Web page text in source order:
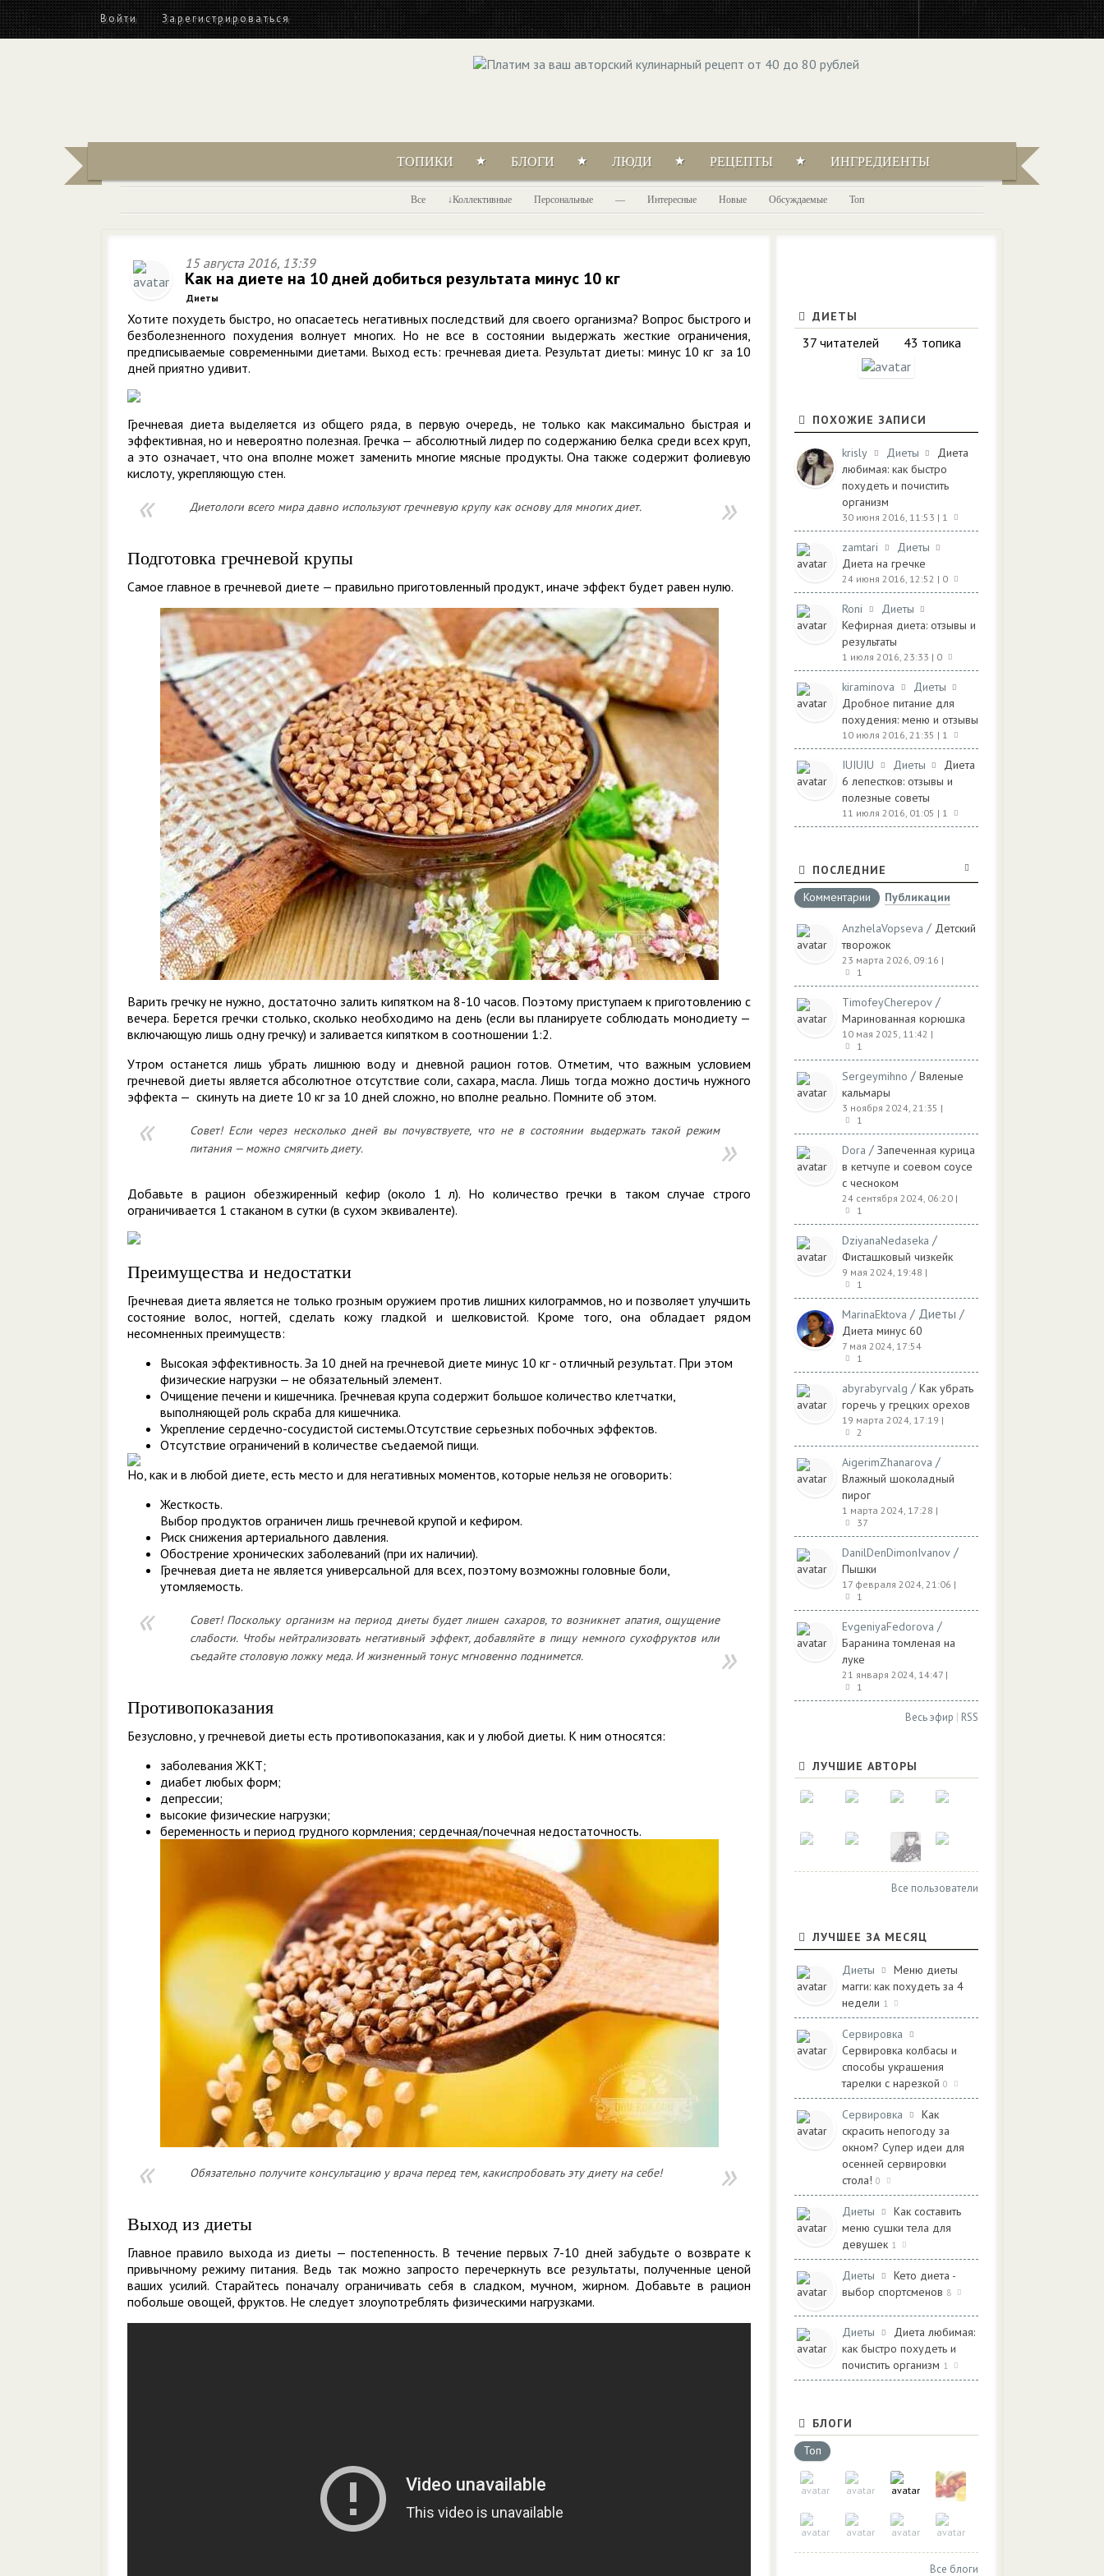
Войти Зарегистрироваться
ТОПИКИ БЛОГИ ЛЮДИ РЕЦЕПТЫ ИНГРЕДИЕНТЫ
Все Коллективные Персональные — Интересные Новые Обсуждаемые Топ
15 августа 2016, 13:39
Как на диете на 10 дней добиться результата минус 10 кг
Диеты
Хотите похудеть быстро, но опасаетесь негативных последствий для своего организма? Вопрос быстрого и
безболезненного похудения волнует многих. Но не все в состоянии выдержать жесткие ограничения,
предписываемые современными диетами. Выход есть: гречневая диета. Результат диеты: минус 10 кг за 10
дней приятно удивит.
Гречневая диета выделяется из общего ряда, в первую очередь, не только как максимально быстрая и
эффективная, но и невероятно полезная. Гречка — абсолютный лидер по содержанию белка среди всех круп,
а это означает, что она вполне может заменить многие мясные продукты. Она также содержит фолиевую
кислоту, укрепляющую стен.
Диетологи всего мира давно используют гречневую крупу как основу для многих диет.
Подготовка гречневой крупы
Самое главное в гречневой диете — правильно приготовленный продукт, иначе эффект будет равен нулю.
Варить гречку не нужно, достаточно залить кипятком на 8-10 часов. Поэтому приступаем к приготовлению с
вечера. Берется гречки столько, сколько необходимо на день (если вы планируете соблюдать монодиету —
включающую лишь одну гречку) и заливается кипятком в соотношении 1:2.
Утром останется лишь убрать лишнюю воду и дневной рацион готов. Отметим, что важным условием
гречневой диеты является абсолютное отсутствие соли, сахара, масла. Лишь тогда можно достичь нужного
эффекта — скинуть на диете 10 кг за 10 дней сложно, но вполне реально. Помните об этом.
Совет! Если через несколько дней вы почувствуете, что не в состоянии выдержать такой режим
питания — можно смягчить диету.
Добавьте в рацион обезжиренный кефир (около 1 л). Но количество гречки в таком случае строго
ограничивается 1 стаканом в сутки (в сухом эквиваленте).
Преимущества и недостатки
Гречневая диета является не только грозным оружием против лишних килограммов, но и позволяет улучшить
состояние волос, ногтей, сделать кожу гладкой и шелковистой. Кроме того, она обладает рядом
несомненных преимуществ:
Высокая эффективность. За 10 дней на гречневой диете минус 10 кг - отличный результат. При этом
физические нагрузки — не обязательный элемент.
Очищение печени и кишечника. Гречневая крупа содержит большое количество клетчатки,
выполняющей роль скраба для кишечника.
Укрепление сердечно-сосудистой системы.Отсутствие серьезных побочных эффектов.
Отсутствие ограничений в количестве съедаемой пищи.
Но, как и в любой диете, есть место и для негативных моментов, которые нельзя не оговорить:
Жесткость.
Выбор продуктов ограничен лишь гречневой крупой и кефиром.
Риск снижения артериального давления.
Обострение хронических заболеваний (при их наличии).
Гречневая диета не является универсальной для всех, поэтому возможны головные боли,
утомляемость.
Совет! Поскольку организм на период диеты будет лишен сахаров, то возникнет апатия, ощущение
слабости. Чтобы нейтрализовать негативный эффект, добавляйте в пищу немного сухофруктов или
съедайте столовую ложку меда. И жизненный тонус мгновенно поднимется.
Противопоказания
Безусловно, у гречневой диеты есть противопоказания, как и у любой диеты. К ним относятся:
заболевания ЖКТ;
диабет любых форм;
депрессии;
высокие физические нагрузки;
беременность и период грудного кормления; сердечная/почечная недостаточность.
Обязательно получите консультацию у врача перед тем, какиспробовать эту диету на себе!
Выход из диеты
Главное правило выхода из диеты — постепенность. В течение первых 7-10 дней забудьте о возврате к
привычному режиму питания. Ведь так можно запросто перечеркнуть все результаты, полученные ценой
ваших усилий. Старайтесь поначалу ограничивать себя в сладком, мучном, жирном. Добавьте в рацион
побольше овощей, фруктов. Не следует злоупотреблять физическими нагрузками.
ДИЕТЫ
37 читателей 43 топика
ПОХОЖИЕ ЗАПИСИ
krisly Диеты
Диета
любимая: как быстро
похудеть и почистить
организм
30 июня 2016, 11:53 | 1
zamtari
Диеты
Диета на гречке
24 июня 2016, 12:52 | 0
Roni
Диеты
Кефирная диета: отзывы и
результаты
1 июля 2016, 23:33 | 0
kiraminova
Диеты
Дробное питание для
похудения: меню и отзывы
10 июля 2016, 21:35 | 1
IUIUIU Диеты
Диета
6 лепестков: отзывы и
полезные советы
11 июля 2016, 01:05 | 1
ПОСЛЕДНИЕ
Комментарии
Публикации
AnzhelaVopseva / Детский
творожок
23 марта 2026, 09:16 |
1
TimofeyCherepov /
Маринованная корюшка
10 мая 2025, 11:42 |
1
Sergeymihno / Вяленые
кальмары
3 ноября 2024, 21:35 |
1
Dora / Запеченная курица
в кетчупе и соевом соусе
с чесноком
24 сентября 2024, 06:20 |
1
DziyanaNedaseka /
Фисташковый чизкейк
9 мая 2024, 19:48 |
1
MarinaEktova / Диеты /
Диета минус 60
7 мая 2024, 17:54
1
abyrabyrvalg / Как убрать
горечь у грецких орехов
19 марта 2024, 17:19 |
2
AigerimZhanarova /
Влажный шоколадный
пирог
1 марта 2024, 17:28 |
37
DanilDenDimonIvanov /
Пышки
17 февраля 2024, 21:06 |
1
EvgeniyaFedorova /
Баранина томленая на
луке
21 января 2024, 14:47 |
1
Весь эфир | RSS
ЛУЧШИЕ АВТОРЫ
Все пользователи
ЛУЧШЕЕ ЗА МЕСЯЦ
Диеты
Меню диеты
магги: как похудеть за 4
недели 1
Сервировка
Сервировка колбасы и
способы украшения
тарелки с нарезкой 0
Сервировка
Как
скрасить непогоду за
окном? Супер идеи для
осенней сервировки
стола! 0
Диеты
Как составить
меню сушки тела для
девушек 1
Диеты
Кето диета -
выбор спортсменов 8
Диеты
Диета любимая:
как быстро похудеть и
почистить организм 1
БЛОГИ
Топ
Все блоги